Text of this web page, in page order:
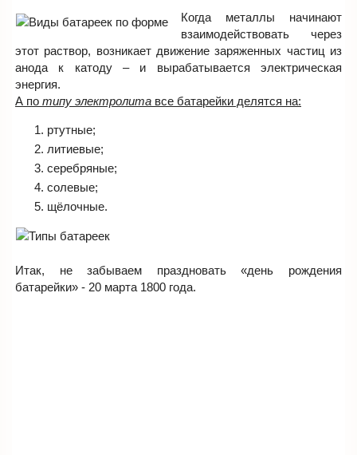
Когда металлы начинают
взаимодействовать через
этот раствор, возникает движение заряженных частиц из
анода к катоду – и вырабатывается электрическая
энергия.
А по типу электролита все батарейки делятся на:
ртутные;
литиевые;
серебряные;
солевые;
щёлочные.
Итак, не забываем праздновать «день рождения
батарейки» - 20 марта 1800 года.